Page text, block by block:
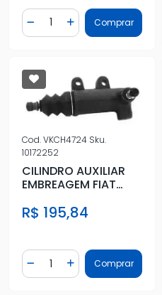
Diminuir Quantidade
Quantidade
Adicionar Quantidade
Comprar
Cod.VKCH4724 Sku.
10172252
CILINDRO AUXILIAR
EMBREAGEM FIAT
R$ 195,84
Diminuir Quantidade
Quantidade
Adicionar Quantidade
Comprar